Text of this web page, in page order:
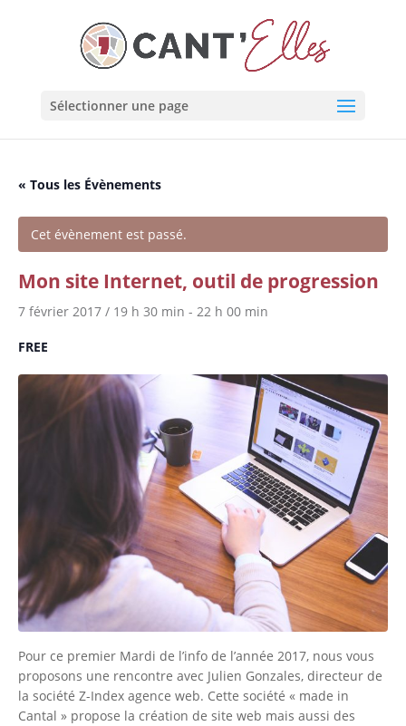
Sélectionner une page
« Tous les Évènements
Cet évènement est passé.
Mon site Internet, outil de progression
7 février 2017 / 19 h 30 min - 22 h 00 min
FREE
Pour ce premier Mardi de l’info de l’année 2017, nous vous
proposons une rencontre avec Julien Gonzales, directeur de
la société Z-Index agence web. Cette société « made in
Cantal » propose la création de site web mais aussi des